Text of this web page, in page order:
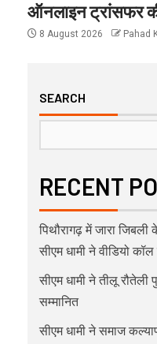
ऑनलाइन ट्रांसफर
8 August 2026 Pahad
SEARCH
RECENT
पिथौरागढ़ में जारा
सीएम धामी ने वीडियो
सीएम धामी ने तीलू
सम्मानित
सीएम धामी ने समाज